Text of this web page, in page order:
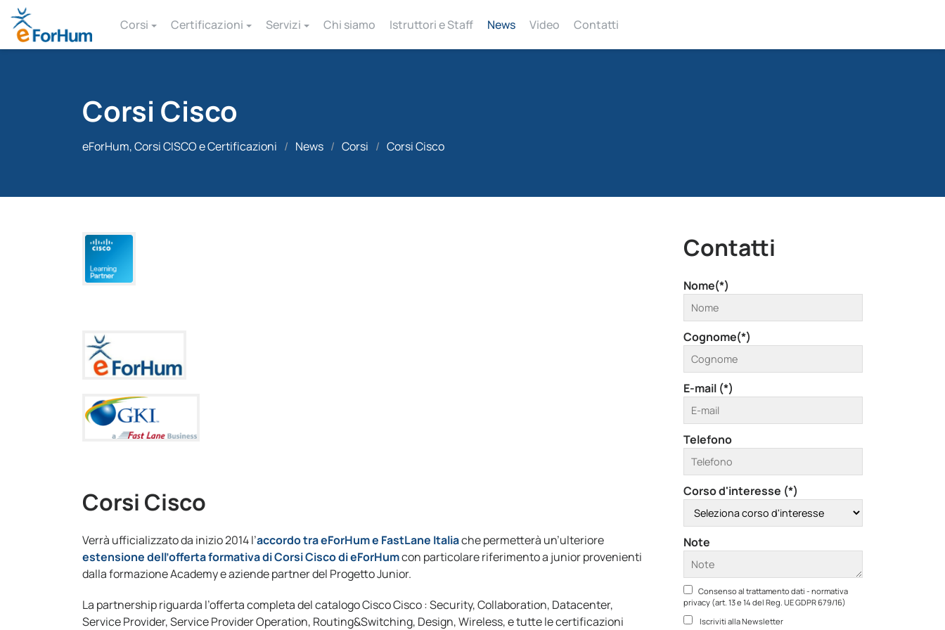
Corsi Certificazioni Servizi Chi siamo Istruttori e Staff News Video Contatti
Corsi Cisco
eForHum, Corsi CISCO e Certificazioni / News / Corsi / Corsi Cisco
Corsi Cisco
Verrà ufficializzato da inizio 2014 l’accordo tra eForHum e FastLane Italiache permetterà un’ulteriore
estensione dell’offerta formativa di Corsi Cisco di eForHumcon particolare riferimento a junior provenienti
dalla formazione Academy e aziende partner del Progetto Junior.
La partnership riguarda l’offerta completa del catalogo Cisco Cisco : Security, Collaboration, Datacenter,
Service Provider, Service Provider Operation, Routing&Switching, Design, Wireless, e tutte le certificazioni
Contatti
Nome(*)
Cognome(*)
E-mail (*)
Telefono
Corso d'interesse (*)
Note
Consenso al trattamento dati - normativa
privacy (art. 13 e 14 del Reg. UE GDPR 679/16)
Iscriviti alla Newsletter